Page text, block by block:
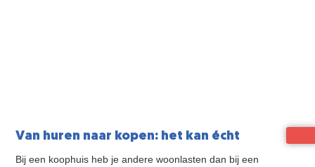
Van huren naar kopen: het kan écht
Bij een koophuis heb je andere woonlasten dan bij een